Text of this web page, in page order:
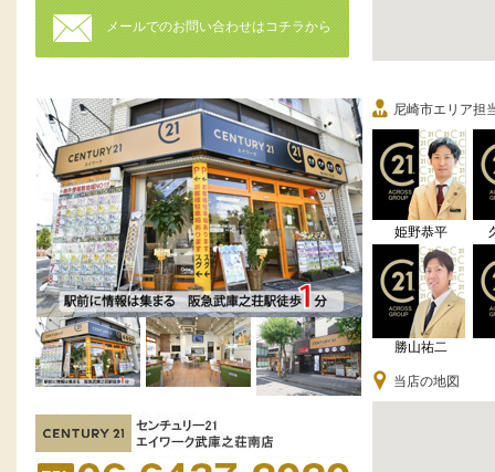
メールでのお問い合わせはコチラから
尼崎市エリア担
姫野恭平
勝山祐二
当店の地図